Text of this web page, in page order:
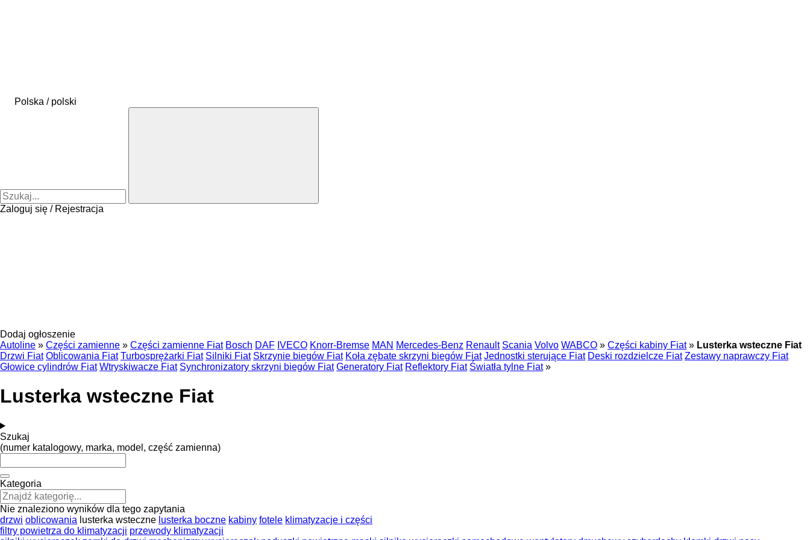
Polska / polski
Zaloguj się / Rejestracja
Dodaj ogłoszenie
Autoline » Części zamienne » Części zamienne Fiat Bosch DAF IVECO Knorr-Bremse MAN Mercedes-Benz Renault Scania Volvo WABCO » Części kabiny Fiat » Lusterka wsteczne Fiat
Drzwi Fiat Oblicowania Fiat Turbosprężarki Fiat Silniki Fiat Skrzynie biegów Fiat Koła zębate skrzyni biegów Fiat Jednostki sterujące Fiat Deski rozdzielcze Fiat Zestawy naprawczy Fiat
Głowice cylindrów Fiat Wtryskiwacze Fiat Synchronizatory skrzyni biegów Fiat Generatory Fiat Reflektory Fiat Światła tylne Fiat »
Lusterka wsteczne Fiat
Szukaj
(numer katalogowy, marka, model, część zamienna)
Kategoria
Nie znaleziono wyników dla tego zapytania
drzwi oblicowania lusterka wsteczne lusterka boczne kabiny fotele klimatyzacje i części
filtry powietrza do klimatyzacji przewody klimatyzacji